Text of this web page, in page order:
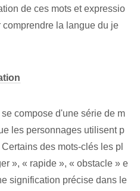
de ces mots et expressio
la langue du je
compose d'une série de m
les personnages utilisent p
des mots-clés les pl
», « rapide », « obstacle » e
signification précise dans le